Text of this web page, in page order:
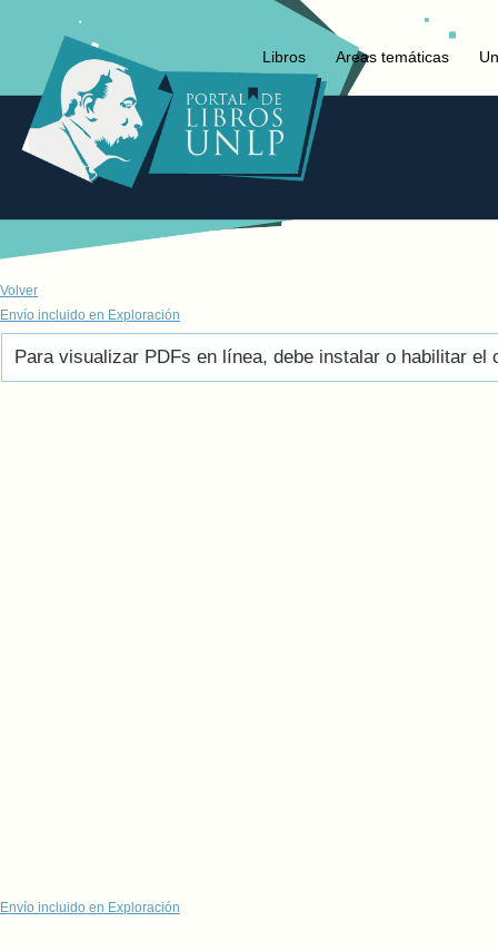
Libros Areas temáticas
Volver
Envío incluido en Exploración
Para visualizar PDFs en línea, debe instalar o habilitar el
Envío incluido en Exploración